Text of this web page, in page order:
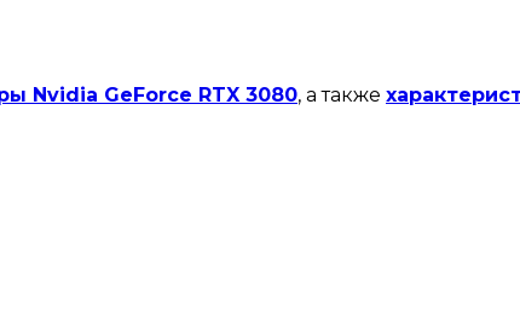
Nvidia GeForce RTX 3080, а также